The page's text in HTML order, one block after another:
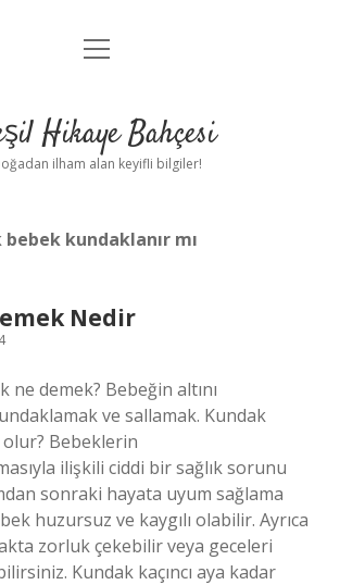
Anasayfa
Yasal Uyarı
menüyü
Hikaye Bahçesi
ilham alan keyifli bilgiler!
bebek kundaklanır mı
Nedir
ne demek? Bebeğin altını
ve sallamak. Kundak
olur? Bebeklerin
ilişkili ciddi bir sağlık sorunu
sonraki hayata uyum sağlama
huzursuz ve kaygılı olabilir. Ayrıca
zorluk çekebilir veya geceleri
Kundak kaçıncı aya kadar